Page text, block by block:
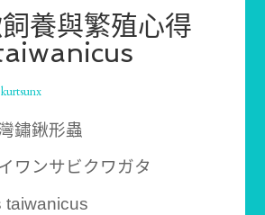
養與繁殖心得
kurtsunx
鏽鍬形蟲
ワンサビクワガタ
taiwanicus